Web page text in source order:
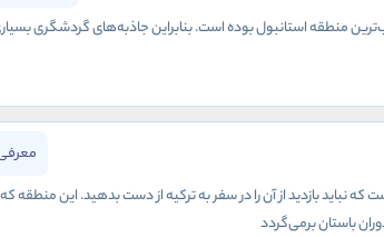
منطقه استانبول بوده است. بنابراین جاذبه‌های گردشگری
نباید بازدید از آن را در سفر به ترکیه از دست بدهید. این منطقه
باستان برمی‌گردد